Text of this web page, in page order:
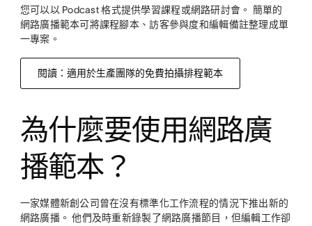
您可以以 Podcast 格式提供學習課程或網路研討會。 簡單的
網路廣播範本可將課程腳本、訪客參與度和編輯備註整理成單
一專案。
閱讀：適用於生產團隊的免費拍攝排程範本
為什麼要使用網路廣
播範本？
一家媒體新創公司曾在沒有標準化工作流程的情況下推出新的
網路廣播。 他們及時重新錄製了網路廣播節目，但編輯工作卻